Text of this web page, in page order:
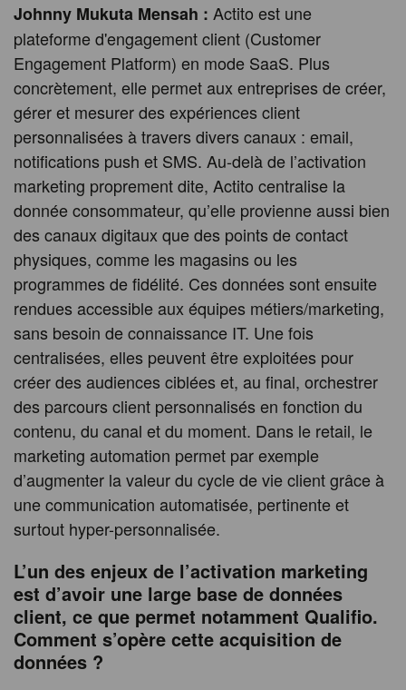
Johnny Mukuta Mensah : Actito est une
plateforme d'engagement client (Customer
Engagement Platform) en mode SaaS. Plus
concrètement, elle permet aux entreprises de créer,
gérer et mesurer des expériences client
personnalisées à travers divers canaux : email,
notifications push et SMS. Au-delà de l’activation
marketing proprement dite, Actito centralise la
donnée consommateur, qu’elle provienne aussi bien
des canaux digitaux que des points de contact
physiques, comme les magasins ou les
programmes de fidélité. Ces données sont ensuite
rendues accessible aux équipes métiers/marketing,
sans besoin de connaissance IT. Une fois
centralisées, elles peuvent être exploitées pour
créer des audiences ciblées et, au final, orchestrer
des parcours client personnalisés en fonction du
contenu, du canal et du moment. Dans le retail, le
marketing automation permet par exemple
d’augmenter la valeur du cycle de vie client grâce à
une communication automatisée, pertinente et
surtout hyper-personnalisée.
L’un des enjeux de l’activation marketing
est d’avoir une large base de données
client, ce que permet notamment Qualifio.
Comment s’opère cette acquisition de
données ?